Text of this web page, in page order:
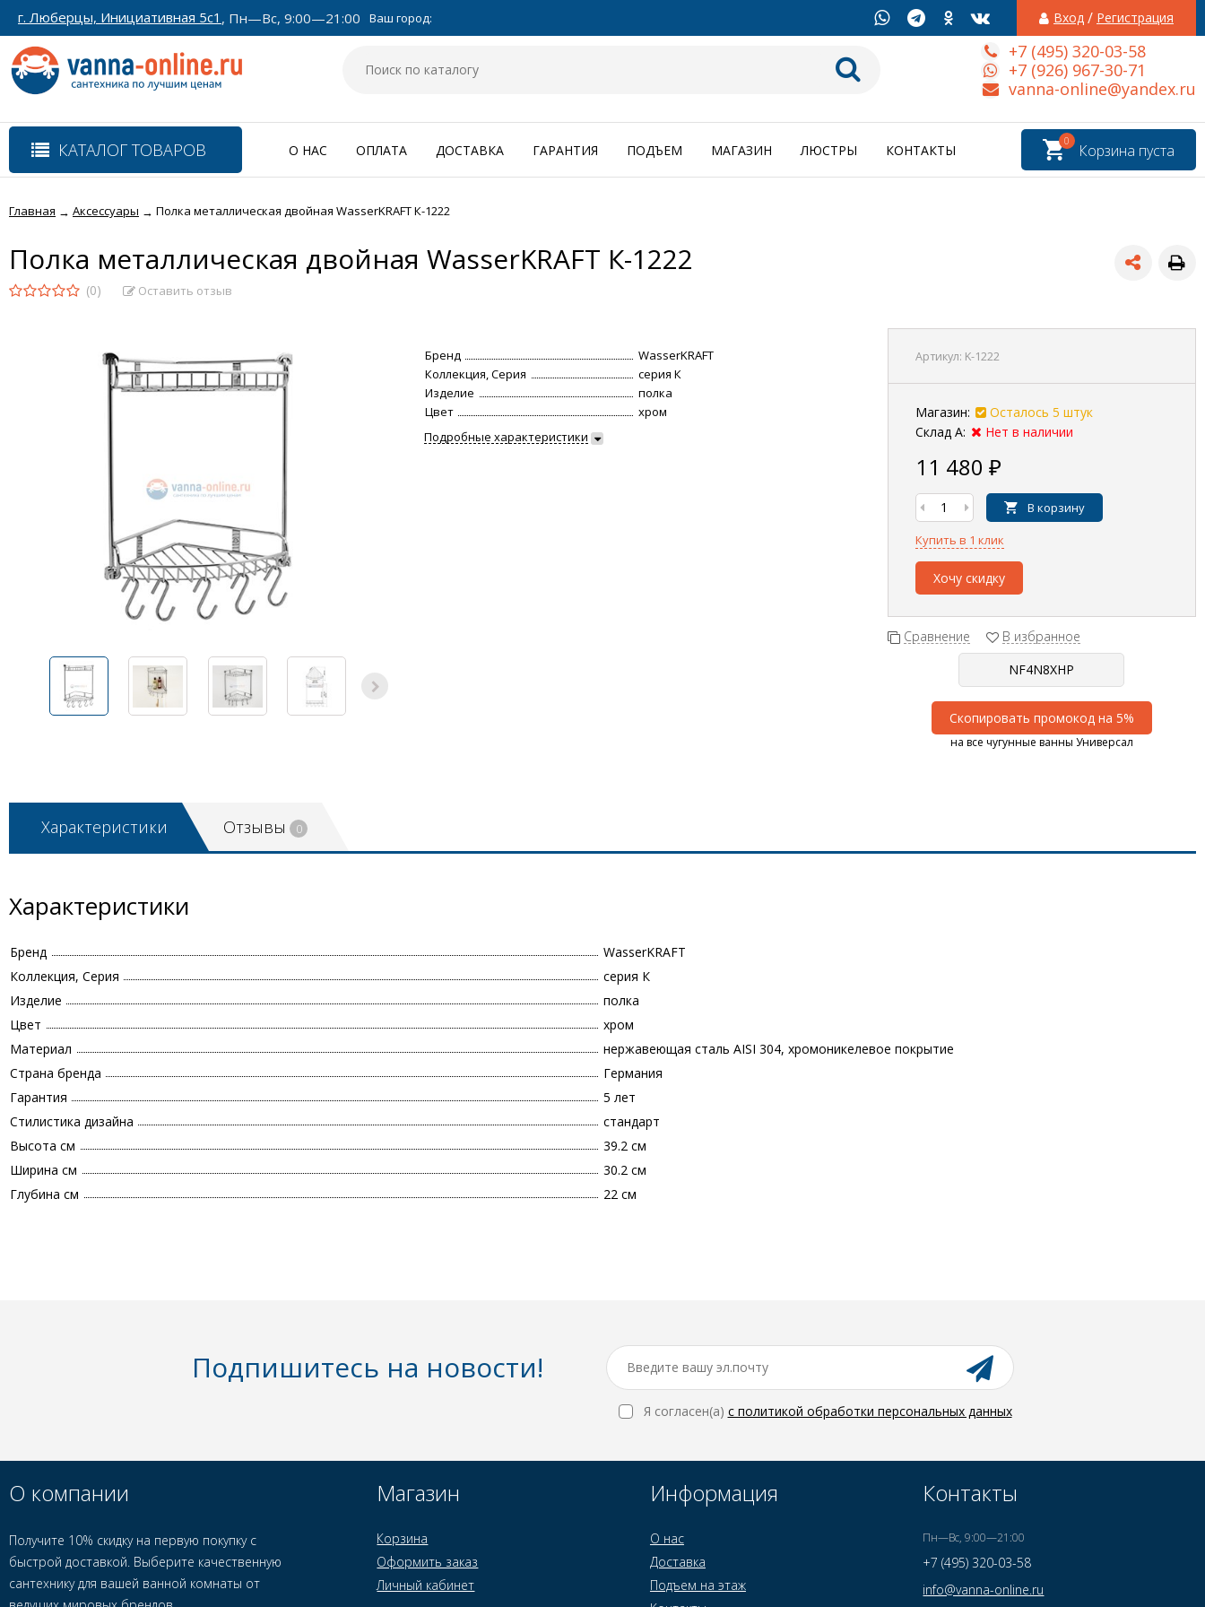
г. Люберцы, Инициативная 5с1 , Пн—Вс, 9:00—21:00 Ваш город: Вход / Регистрация
+7 (495) 320-03-58
+7 (926) 967-30-71
vanna-online@yandex.ru
КАТАЛОГ ТОВАРОВ Корзина пуста
0
О НАС ОПЛАТА ДОСТАВКА ГАРАНТИЯ ПОДЪЕМ МАГАЗИН ЛЮСТРЫ КОНТАКТЫ
Главная → Аксессуары → Полка металлическая двойная WasserKRAFT К-1222
Полка металлическая двойная WasserKRAFT К-1222
(0) Оставить отзыв
Артикул: K-1222
Магазин:
Осталось 5 штук
Склад А:
Нет в наличии
11 480 ₽
В корзину
Купить в 1 клик
Хочу скидку
Сравнение В избранное
Скопировать промокод на 5%
на все чугунные ванны Универсал
Бренд
WasserKRAFT
Коллекция, Серия
серия К
Изделие
полка
Цвет
хром
Подробные характеристики
Характеристики Отзывы 0
Характеристики
Бренд
WasserKRAFT
Коллекция, Серия
серия К
Изделие
полка
Цвет
хром
Материал
нержавеющая сталь AISI 304, хромоникелевое покрытие
Страна бренда
Германия
Гарантия
5 лет
Стилистика дизайна
стандарт
Высота см
39.2 см
Ширина см
30.2 см
Глубина см
22 см
Подпишитесь на новости!
Я согласен(a) с политикой обработки персональных данных
О компании
Получите 10% скидку на первую покупку с
быстрой доставкой. Выберите качественную
сантехнику для вашей ванной комнаты от
Магазин
Корзина
Оформить заказ
Личный кабинет
Информация
О нас
Доставка
Подъем на этаж
Контакты
Пн—Вс, 9:00—21:00
+7 (495) 320-03-58
info@vanna-online.ru